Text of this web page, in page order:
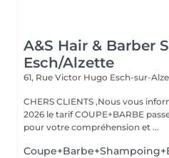
A&S Hair & Barber
Esch/Alzette
61, Rue Victor Hugo Esch-sur-
CHERS CLIENTS ,Nous vous
2026 le tarif COUPE+BARBE
pour votre compréhension et ...